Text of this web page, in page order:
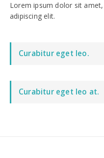
Lorem ipsum dolor sit
adipiscing elit.
Curabitur eget leo.
Curabitur eget leo at.